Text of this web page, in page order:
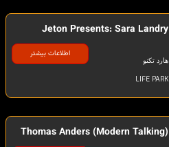
Jeton Presents: Sara Landry
هارد تکنو
LIFE PARK
اطلاعات بیشتر
Thomas Anders (Modern Talking)